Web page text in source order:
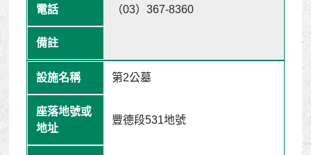
（03）367-8360
第2公墓
豐德段531地號